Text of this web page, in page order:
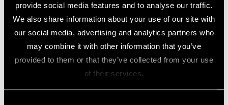
provide social media features and to analyse our traffic.
We also share information about your use of our site with
our social media, advertising and analytics partners who
may combine it with other information that you’ve
provided to them or that they’ve collected from your use
of their services.
Air-polish pulver
Learn more